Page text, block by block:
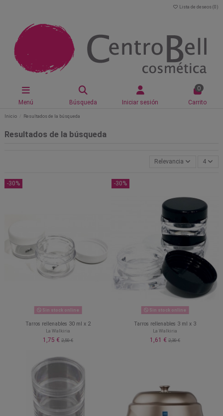
Lista de deseos (0 )
Menú Búsqueda Iniciar sesión
0
Carrito
Inicio Resultados de la búsqueda
Resultados de la búsqueda
Relevancia 4
-30%
Sin stock online
Tarros rellenables 30 ml x 2
La Walkiria
1,75 € 2,50 €
-30%
Sin stock online
Tarros rellenables 3 ml x 3
La Walkiria
1,61 € 2,30 €